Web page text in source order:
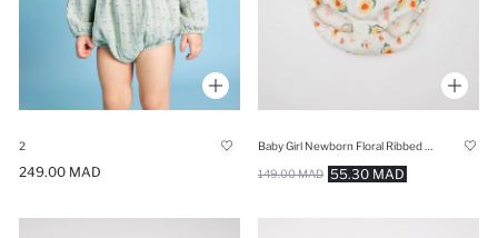
2
249.00 MAD 55.30 MAD
149.00 MAD